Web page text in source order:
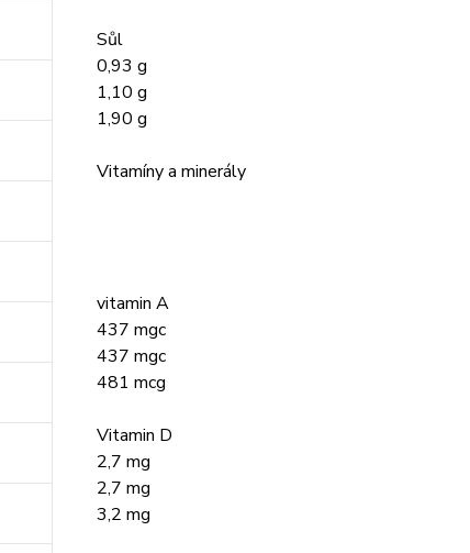
Sůl
0,93 g
1,10 g
1,90 g
Vitamíny a minerály
vitamin A
437 mgc
437 mgc
481 mcg
Vitamin D
2,7 mg
2,7 mg
3,2 mg